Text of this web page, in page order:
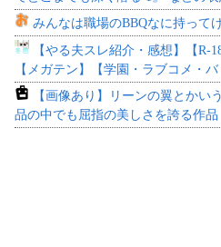
みんなは職場のBBQなに持って
【やる夫スレ紹介・感想】【
【メガテン】【学園・ラブコメ・バ
【画像あり】リーンの翼とかい
品の中でも屈指の美しさを誇る作品